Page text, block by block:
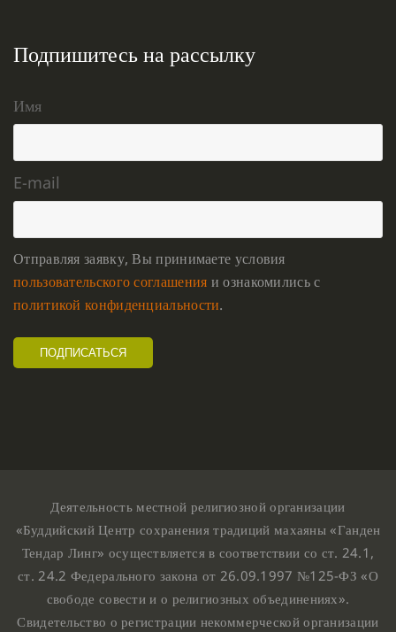
Подпишитесь на рассылку
Имя
E-mail
Отправляя заявку, Вы принимаете условия
пользовательского соглашения и ознакомились с
политикой конфиденциальности.
Деятельность местной религиозной организации
«Буддийский Центр сохранения традиций махаяны «Ганден
Тендар Линг» осуществляется в соответствии со ст. 24.1,
ст. 24.2 Федерального закона от 26.09.1997 №125-ФЗ «О
свободе совести и о религиозных объединениях».
Свидетельство о регистрации некоммерческой организации